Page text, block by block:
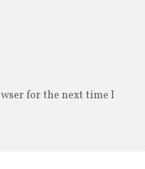
for the next time I